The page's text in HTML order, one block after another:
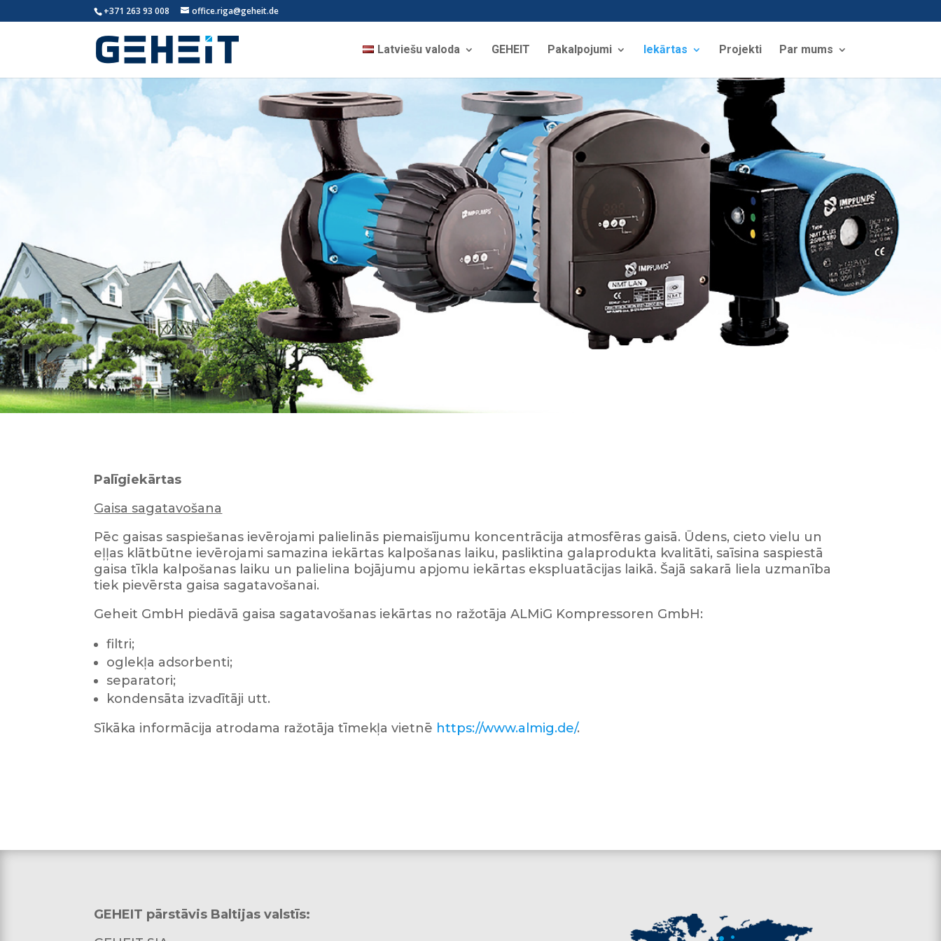
+371 263 93 008 office.riga@geheit.de
Latviešu valoda GEHEIT Pakalpojumi Iekārtas Projekti Par mums
Palīgiekārtas
Gaisa sagatavošana
Pēc gaisas saspiešanas ievērojami palielinās piemaisījumu koncentrācija atmosfēras gaisā. Ūdens, cieto vielu un
eļļas klātbūtne ievērojami samazina iekārtas kalpošanas laiku, pasliktina galaprodukta kvalitāti, saīsina saspiestā
gaisa tīkla kalpošanas laiku un palielina bojājumu apjomu iekārtas ekspluatācijas laikā. Šajā sakarā liela uzmanība
tiek pievērsta gaisa sagatavošanai.
Geheit GmbH piedāvā gaisa sagatavošanas iekārtas no ražotāja ALMiG Kompressoren GmbH:
filtri;
oglekļa adsorbenti;
separatori;
kondensāta izvadītāji utt.
Sīkāka informācija atrodama ražotāja tīmekļa vietnē https://www.almig.de/.
GEHEIT pārstāvis Baltijas valstīs: